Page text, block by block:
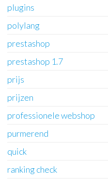
plugins
polylang
prestashop
prestashop 1.7
prijs
prijzen
professionele webshop
purmerend
quick
ranking check